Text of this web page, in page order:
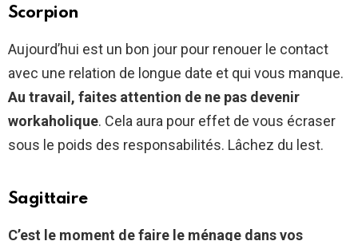
Scorpion
Aujourd’hui est un bon jour pour renouer le contact
avec une relation de longue date et qui vous manque.
Au travail, faites attention de ne pas devenir
workaholique. Cela aura pour effet de vous écraser
sous le poids des responsabilités. Lâchez du lest.
Sagittaire
C’est le moment de faire le ménage dans vos